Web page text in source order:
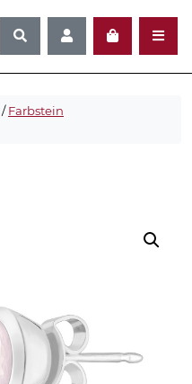
/Farbstein